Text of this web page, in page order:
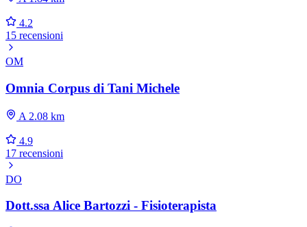
4.2
15 recensioni
OM
Omnia Corpus di Tani Michele
A 2.08 km
4.9
17 recensioni
DO
Dott.ssa Alice Bartozzi - Fisioterapista